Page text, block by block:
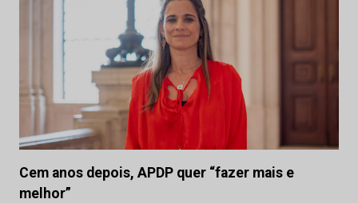
Cem anos depois, APDP quer “fazer mais e
melhor”